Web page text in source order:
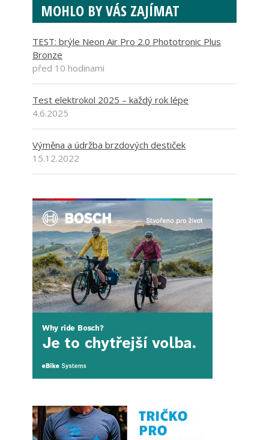
MOHLO BY VÁS ZAJÍMAT
TEST: brýle Neon Air Pro 2.0 Phototronic Plus
Bronze
před 10 hodinami
Test elektrokol 2025 – každý rok lépe
4.6.2025
Výměna a údržba brzdových destiček
15.12.2022